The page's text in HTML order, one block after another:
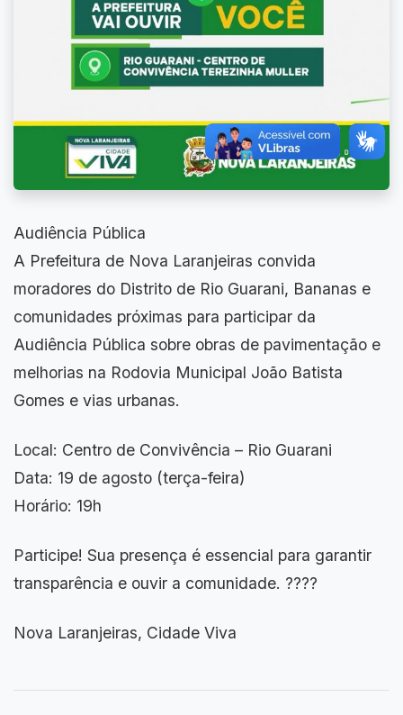
Audiência Pública
A Prefeitura de Nova Laranjeiras convida
moradores do Distrito de Rio Guarani, Bananas e
comunidades próximas para participar da
Audiência Pública sobre obras de pavimentação e
melhorias na Rodovia Municipal João Batista
Gomes e vias urbanas.
Local: Centro de Convivência – Rio Guarani
Data: 19 de agosto (terça-feira)
Horário: 19h
Participe! Sua presença é essencial para garantir
transparência e ouvir a comunidade. ????
Nova Laranjeiras, Cidade Viva